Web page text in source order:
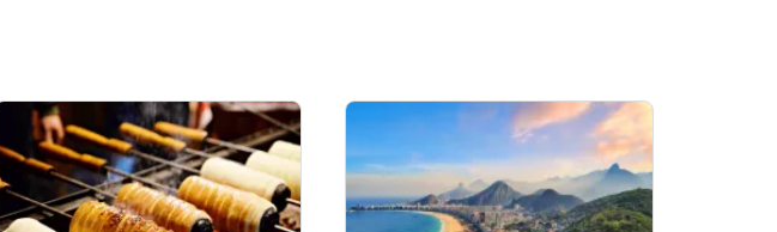
architettura e filosofia.